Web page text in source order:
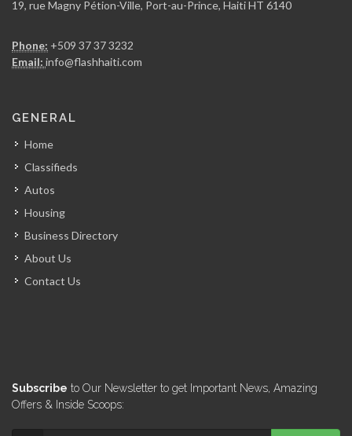
Patrick Coach…
Nick's Radio…
Air France
10091
19, rue Magny Pétion-Ville, Port-au-Prince, Haiti HT 6140
Phone: +509 37 37 3232
Email: info@flashhaiti.com
GENERAL
Home
Classifieds
Autos
Housing
Business Directory
About Us
Contact Us
Subscribe to Our Newsletter to get Important News, Amazing
Offers & Inside Scoops: